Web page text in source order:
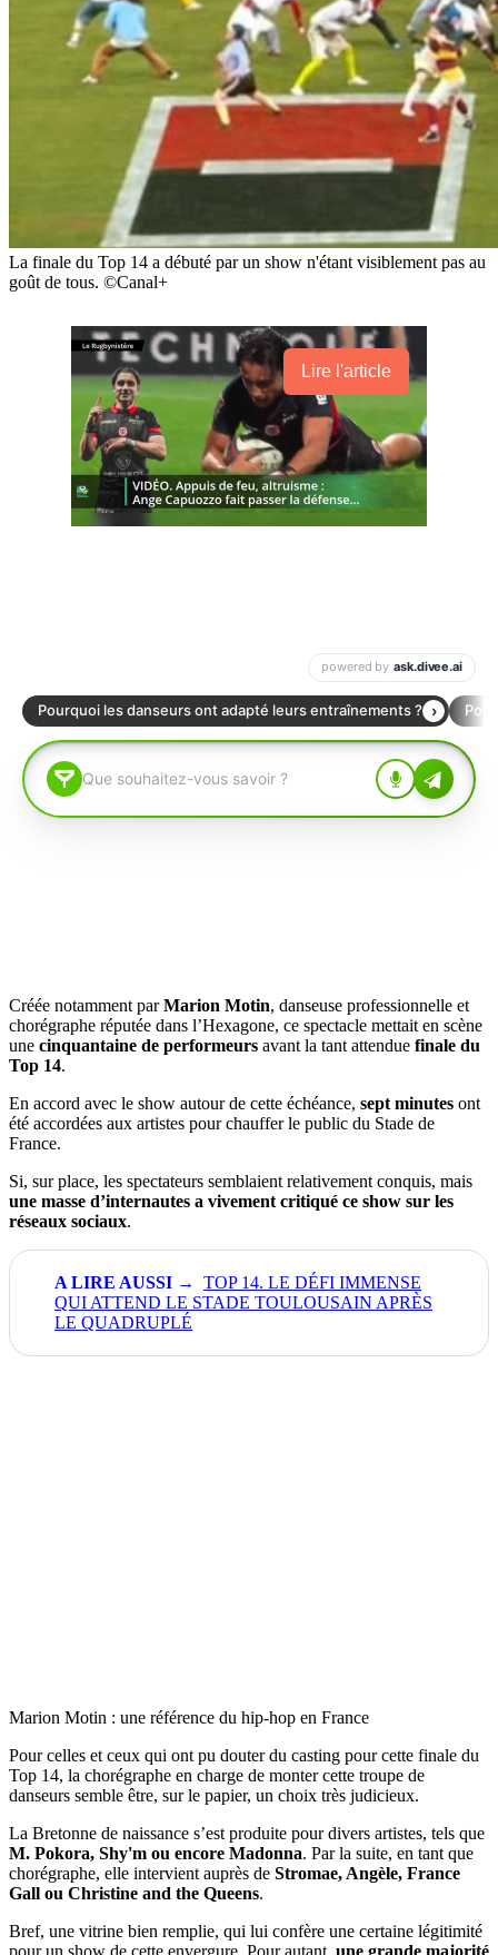
La finale du Top 14 a débuté par un show n'étant visiblement pas au
goût de tous. ©Canal+
Lire l'article
Créée notamment parMarion Motin, danseuse professionnelle et
chorégraphe réputée dans l’Hexagone, ce spectacle mettait en scène
une cinquantaine de performeurs avant la tant attendue finale du
Top 14.
En accord avec le show autour de cette échéance, sept minutes ont
été accordées aux artistes pour chauffer le public du Stade de
France.
Si, sur place, les spectateurs semblaient relativement conquis, mais
une masse d’internautes a vivement critiqué ce show sur les
réseaux sociaux.
TOP 14. LE DÉFI IMMENSE
QUI ATTEND LE STADE TOULOUSAIN APRÈS
LE QUADRUPLÉ
Marion Motin : une référence du hip-hop en France
Pour celles et ceux qui ont pu douter du casting pour cette finale du
Top 14, la chorégraphe en charge de monter cette troupe de
danseurs semble être, sur le papier, un choix très judicieux.
La Bretonne de naissance s’est produite pour divers artistes, tels que
M. Pokora, Shy'm ou encore Madonna. Par la suite, en tant que
chorégraphe, elle intervient auprès de Stromae, Angèle, France
Gall ou Christine and the Queens.
Bref, une vitrine bien remplie, qui lui confère une certaine légitimité
pour un show de cette envergure. Pour autant, une grande majorité